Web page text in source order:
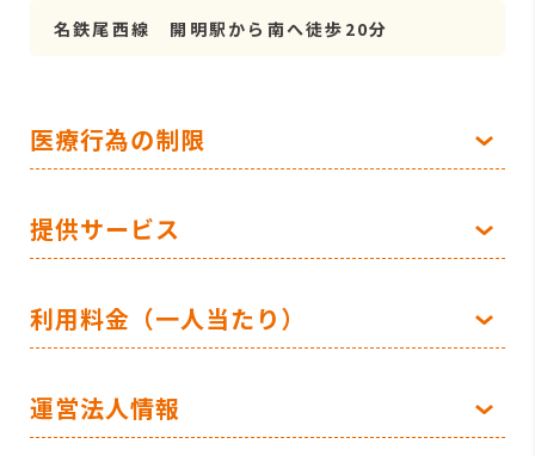
名鉄尾西線 開明駅から南へ徒歩20分
医療行為の制限
提供サービス
利用料金（一人当たり）
運営法人情報